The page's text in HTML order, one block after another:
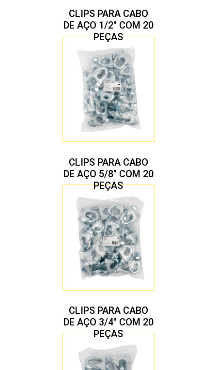
CLIPS PARA CABO
DE AÇO 1/2″ COM 20
PEÇAS
CLIPS PARA CABO
DE AÇO 5/8″ COM 20
PEÇAS
CLIPS PARA CABO
DE AÇO 3/4″ COM 20
PEÇAS